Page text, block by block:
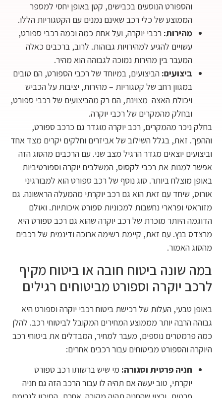
והספורט הנוסעים בכבישים, קטן באופן יחסי למספר
הממוצע של כלי רכב שאינם נמנים עם הקטגוריות הללו.
מהירות: רכבי יוקרה, ועל אחת כמה וכמה רכבי ספורט,
עשויים להגיע למהירויות גבוהות. לרוב, ברכבים כאלה
המעבר בין מהירות נמוכה לגבוהה הוא מהיר.
ביצועים: הביצועים, במיוחד של רכבי הספורט, הם טובים
במגוון רחב של קטגוריות – מהירות, יציבות על הכביש
ויכולת האצה מצוינת, הם רק מהביצועים של רכבי ספורט,
ובחלק מהמקרים של רכבי יוקרה.
בחלק ניכר מהמקרים, רכב יוקרה מוגדר גם כרכב ספורט,
וההפך. זאת, בגלל השילוב של אביזרים וחלקים יקרים מצד אחד
וביצועים יוצאים מגדר הרגיל מצב שני. עם הרכבים מהסוג הזה
אפשר למנות את רכבי לקסוס, המשלבים יוקרה וספורטיביות
באופן מוצלח ביותר. סוג נוסף של רכב ספורט הוא למבורגיני
אורוס, שיחד עם זאת הוא גם רכב יוקרתי מהמעלה הראשונה. גם
מזוראטי ופרארי נחשבות למכוניות ספורט איכותיות. ואולם
הדוגמה היותר מוכרת של רכב יוקרה שהוא גם רכב ספורט היא
מרצדס בנץ. עם זאת, קיימת רשימה ארוכה ודינמית של רכבים
מהסוג האמור.
במה שונה ביטוח חובה או ביטוח מקיף
לרכב יוקרה וספורט מביטוחים רגילים
באופן טבעי, העלות של רכישת ביטוח רכבי יוקרה וספורט היא
גבוהה הרבה יותר מממוצע המחירים המקובל לביטוחי רכב. להלן
כמה פרמטרים נוספים, מעבר למחיר, המבדלים את ביטוחי רכב
היוקרה והספורט מביטוחים עבור רכבים אחרים:
חניה פרטית וסגורה: מי שיש ברשותו רכב ספורט
יוקרתי, טוב יעשה אם תהיה לו עבור הרכב הזה גם חניה